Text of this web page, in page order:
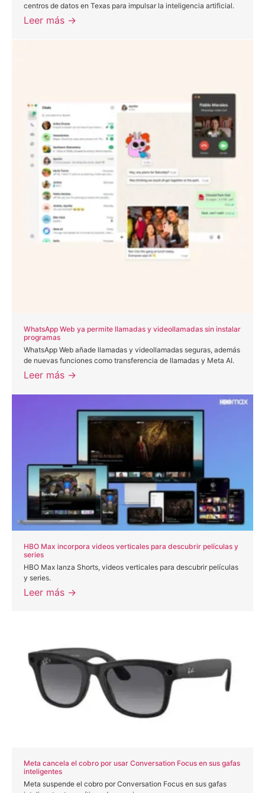
centros de datos en Texas para impulsar la inteligencia artificial.
Leer más →
WhatsApp Web ya permite llamadas y videollamadas sin instalar
programas
WhatsApp Web añade llamadas y videollamadas seguras, además
de nuevas funciones como transferencia de llamadas y Meta AI.
Leer más →
HBO Max incorpora videos verticales para descubrir películas y
series
HBO Max lanza Shorts, videos verticales para descubrir películas
y series.
Leer más →
Meta cancela el cobro por usar Conversation Focus en sus gafas
inteligentes
Meta suspende el cobro por Conversation Focus en sus gafas